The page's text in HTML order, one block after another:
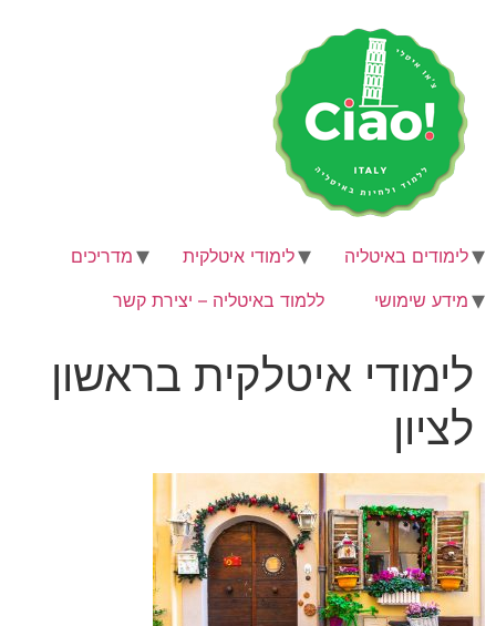
לימודים באיטליה לימודי איטלקית
מדריכים
מידע שימושי
ללמוד באיטליה – יצירת קשר
לימודי איטלקית בראשון
לציון